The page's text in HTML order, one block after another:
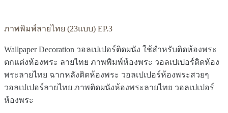
ภาพพิมพ์ลายไทย (23แบบ) EP.3
Wallpaper Decoration วอลเปเปอร์ติดผนัง ใช้สำหรับติดห้องพระ
ตกแต่งห้องพระ ลายไทย ภาพพิมพ์ห้องพระ วอลเปเปอร์ติดห้อง
พระลายไทย ฉากหลังติดห้องพระ วอลเปเปอร์ห้องพระสวยๆ
วอลเปเปอร์ลายไทย ภาพติดผนังห้องพระลายไทย วอลเปเปอร์
ห้องพระ